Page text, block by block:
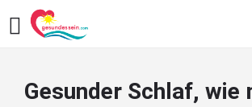
Gesunder Schlaf, wie